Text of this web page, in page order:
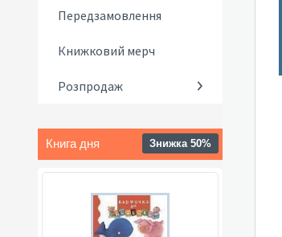
Передзамовлення
Книжковий мерч
Розпродаж
Книга дня Знижка 50%